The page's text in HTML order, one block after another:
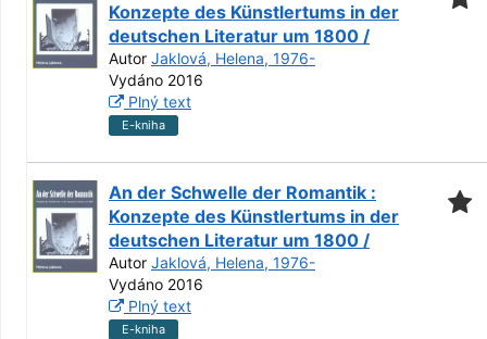
Konzepte des Künstlertums in der
deutschen Literatur um 1800 /
Autor Jaklová, Helena, 1976-
Vydáno 2016
Plný text
E-kniha
An der Schwelle der Romantik :
Konzepte des Künstlertums in der
deutschen Literatur um 1800 /
Autor Jaklová, Helena, 1976-
Vydáno 2016
Plný text
E-kniha